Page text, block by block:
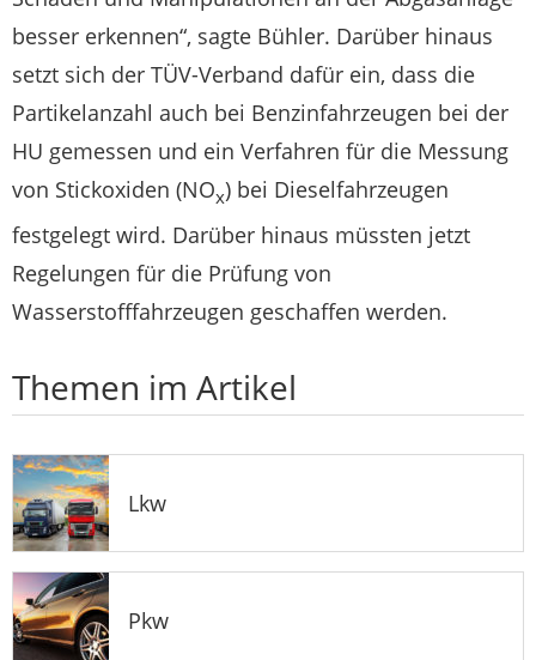
besser erkennen“, sagte Bühler. Darüber hinaus
setzt sich der TÜV-Verband dafür ein, dass die
Partikelanzahl auch bei Benzinfahrzeugen bei der
HU gemessen und ein Verfahren für die Messung
von Stickoxiden (NOx) bei Dieselfahrzeugen
festgelegt wird. Darüber hinaus müssten jetzt
Regelungen für die Prüfung von
Wasserstofffahrzeugen geschaffen werden.
Themen im Artikel
Lkw
Pkw